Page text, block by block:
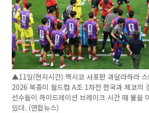
▲11일(현지시간) 멕시코 사포판 과달라하라 스
2026 북중미 월드컵 A조 1차전 한국과 체코의
선수들이 하이드레이션 브레이크 시간 때 물을
있다. (연합뉴스)